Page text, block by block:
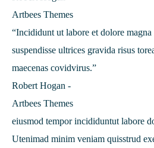
Artbees Themes
“Incididunt ut labore et dolore
suspendisse ultrices gravida risus
maecenas covidvirus.”
Robert Hogan -
Artbees Themes
eiusmod tempor incididuntut labore
Utenimad minim veniam quisstrud